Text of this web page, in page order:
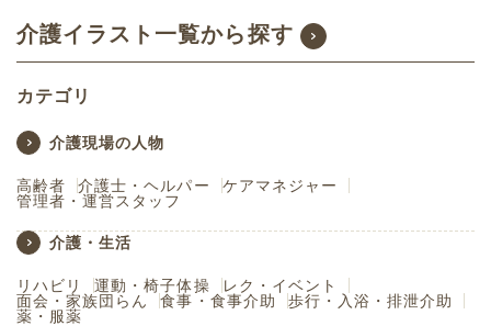
介護イラスト一覧から探す
カテゴリ
介護現場の人物
高齢者 介護士・ヘルパー
ケアマネジャー
管理者・運営スタッフ
介護・生活
リハビリ 運動・椅子体操
レク・イベント
面会・家族団らん
食事・食事介助
歩行・入浴・排泄介助
薬・服薬